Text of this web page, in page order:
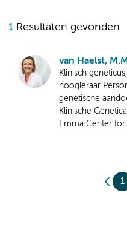
1Resultaten gevonden
van Haelst,
Klinisch
hoogleraar
genetische
Klinische Genetica
Emma Center
1